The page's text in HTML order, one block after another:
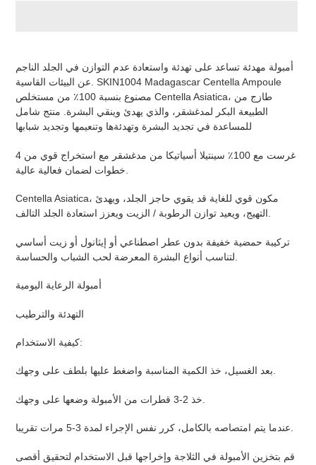
product
to
your
cart
أمبولة مهدئة تساعد على تهدئة واستعادة عدم التوازن في الجلد الناجم
عن البيئات القاسية. SKIN1004 Madagascar Centella Ampoule
مصنوع بنسبة 100٪ من مستخلص Centella Asiatica، طازج من
الطبيعة البكر لمدغشقر، والذي يهدئ وينقي البشرة. منتج شامل
للمساعدة في تجديد البشرة وتهدئةها وتنعيمها وتجديد شبابها
غرست مع 100٪ سينتيلا أسياتيكا من مدغشقر مع استخراج قوي من 4
Centella Asiatica، مكون قوي للغاية قد يقوي حاجز الجلد، ويهدئ
التهيج، ويعيد توازن الرطوبة / الزيت ويعزز استعادة الجلد التالف.
تركيبة حمضية خفيفة بدون عطر اصطناعي أو إيثانول أو زيت أساسي
أمبولة الرعاية اليومية
التهدئة والترطيب
كيفية الاستخدام:
بعد الغسيل، خذ الكمية المناسبة واضغط عليها بلطف على وجهك.
عندما يتم امتصاصه بالكامل، كرر نفس الإجراء لمدة 3-5 مرات تقريبا.
قم بتخزين الأمبولة في الثلاجة وإخراجها قبل الاستخدام لتحقيق أقصى